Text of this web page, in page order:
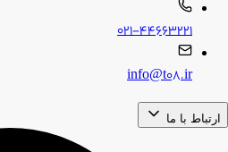
۰۲۱-۴۴۶۶۳۲۲۱
info@t08.ir
ارتباط با ما